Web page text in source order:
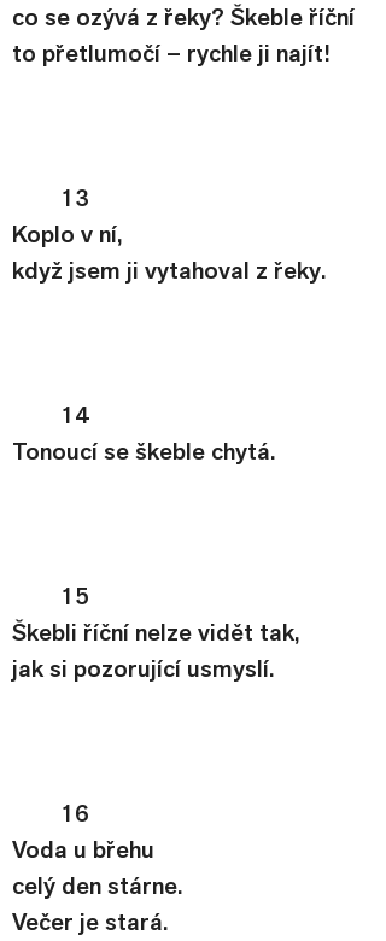
co se ozývá z řeky? Škeble říční
to přetlumočí – rychle ji najít!
13
Koplo v ní,
když jsem ji vytahoval z řeky.
14
Tonoucí se škeble chytá.
15
Škebli říční nelze vidět tak,
jak si pozorující usmyslí.
16
Voda u břehu
celý den stárne.
Večer je stará.